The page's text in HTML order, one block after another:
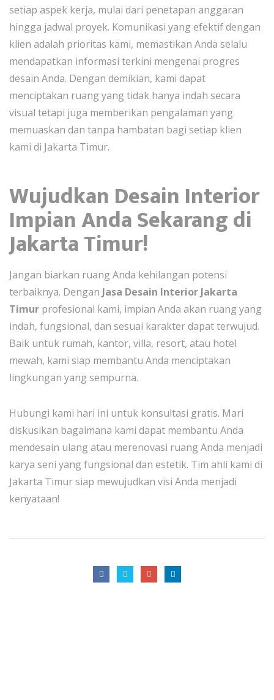
setiap aspek kerja, mulai dari penetapan anggaran
hingga jadwal proyek. Komunikasi yang efektif dengan
klien adalah prioritas kami, memastikan Anda selalu
mendapatkan informasi terkini mengenai progres
desain Anda. Dengan demikian, kami dapat
menciptakan ruang yang tidak hanya indah secara
visual tetapi juga memberikan pengalaman yang
memuaskan dan tanpa hambatan bagi setiap klien
kami di Jakarta Timur.
Wujudkan Desain Interior
Impian Anda Sekarang di
Jakarta Timur!
Jangan biarkan ruang Anda kehilangan potensi
terbaiknya. Dengan Jasa Desain Interior Jakarta
Timur profesional kami, impian Anda akan ruang yang
indah, fungsional, dan sesuai karakter dapat terwujud.
Baik untuk rumah, kantor, villa, resort, atau hotel
mewah, kami siap membantu Anda menciptakan
lingkungan yang sempurna.
Hubungi kami hari ini untuk konsultasi gratis. Mari
diskusikan bagaimana kami dapat membantu Anda
mendesain ulang atau merenovasi ruang Anda menjadi
karya seni yang fungsional dan estetik. Tim ahli kami di
Jakarta Timur siap mewujudkan visi Anda menjadi
kenyataan!